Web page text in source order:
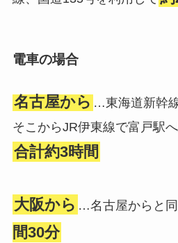
電車の場合
名古屋から …東海道新幹
そこからJR伊東線で富戸駅
合計約3時間
大阪から …名古屋からと
間30分